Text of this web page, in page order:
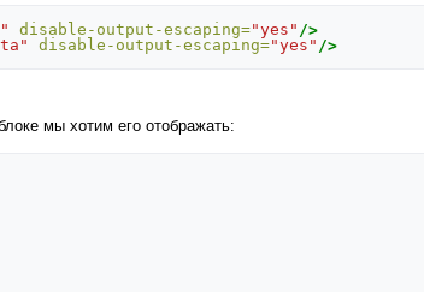
disable-output-escaping="yes" />
disable-output-escaping="yes" />
мы хотим его отображать: